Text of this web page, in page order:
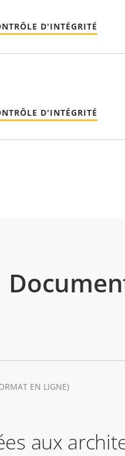
D'INTÉGRITÉ
D'INTÉGRITÉ
EN LIGNE)
aux